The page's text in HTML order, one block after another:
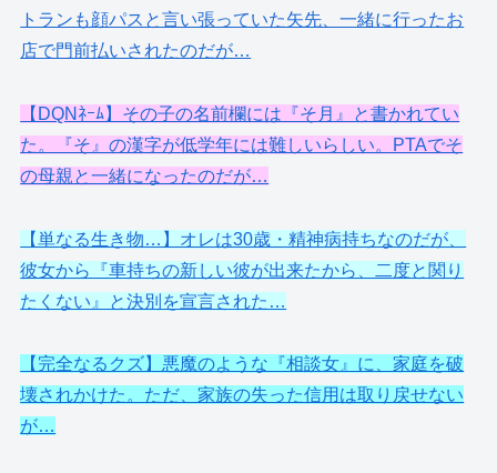
トランも顔パスと言い張っていた矢先、一緒に行ったお
店で門前払いされたのだが…
【DQNﾈｰﾑ】その子の名前欄には『そ月』と書かれてい
た。『そ』の漢字が低学年には難しいらしい。PTAでそ
の母親と一緒になったのだが…
【単なる生き物…】オレは30歳・精神病持ちなのだが、
彼女から『車持ちの新しい彼が出来たから、二度と関り
たくない』と決別を宣言された…
【完全なるクズ】悪魔のような『相談女』に、家庭を破
壊されかけた。ただ、家族の失った信用は取り戻せない
が…